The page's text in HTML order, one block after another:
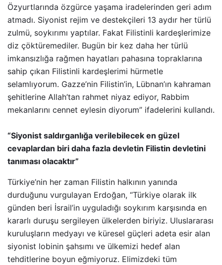
Özyurtlarında özgürce yaşama iradelerinden geri adım
atmadı. Siyonist rejim ve destekçileri 13 aydır her türlü
zulmü, soykırımı yaptılar. Fakat Filistinli kardeşlerimize
diz çöktüremediler. Bugün bir kez daha her türlü
imkansızlığa rağmen hayatları pahasına topraklarına
sahip çıkan Filistinli kardeşlerimi hürmetle
selamlıyorum. Gazze’nin Filistin’in, Lübnan’ın kahraman
şehitlerine Allah’tan rahmet niyaz ediyor, Rabbim
mekanlarını cennet eylesin diyorum” ifadelerini kullandı.
“Siyonist saldırganlığa verilebilecek en güzel
cevaplardan biri daha fazla devletin Filistin devletini
tanıması olacaktır”
Türkiye’nin her zaman Filistin halkının yanında
durduğunu vurgulayan Erdoğan, “Türkiye olarak ilk
günden beri İsrail’in uyguladığı soykırım karşısında en
kararlı duruşu sergileyen ülkelerden biriyiz. Uluslararası
kuruluşların medyayı ve küresel güçleri adeta esir alan
siyonist lobinin şahsımı ve ülkemizi hedef alan
tehditlerine boyun eğmiyoruz. Elimizdeki tüm